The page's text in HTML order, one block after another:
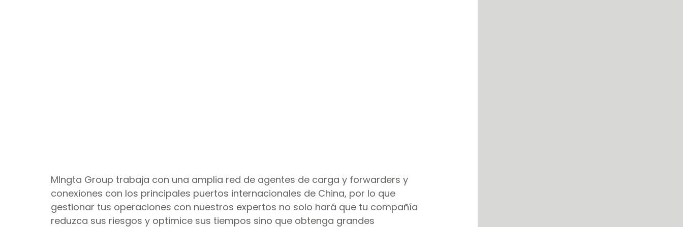
MIngta Group trabaja con una amplia red de agentes de carga y forwarders y
conexiones con los principales puertos internacionales de China, por lo que
gestionar tus operaciones con nuestros expertos no solo hará que tu compañía
reduzca sus riesgos y optimice sus tiempos sino que obtenga grandes